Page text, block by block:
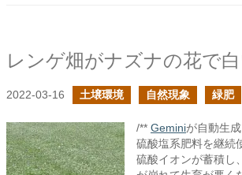
2022-03-16 土壌環境 自然現象 緑肥
/** Geminiが自動生
硫酸塩系肥料を継続
硫酸イオンが蓄積し